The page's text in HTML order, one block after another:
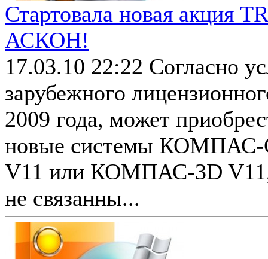
Стартовала новая акция
АСКОН!
17.03.10 22:22 Согласно
зарубежного
2009 года, может
новые системы
V11 или КОМПАС-3D V11,
не связанны...